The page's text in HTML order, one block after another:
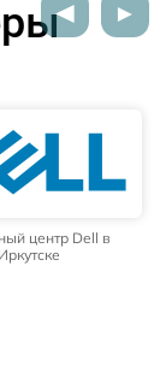
центр Dell в
Иркутске